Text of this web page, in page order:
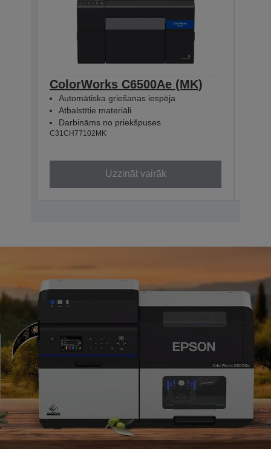
ColorWorks C6500Ae (MK)
Automātiska griešanas iespēja
Atbalstītie materiāli
Darbināms no priekšpuses
C31CH77102MK
Uzzināt vairāk